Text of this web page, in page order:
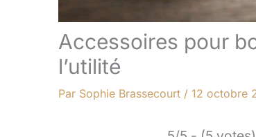
Accessoires pour
l’utilité
Par Sophie Brassecourt / 12 octobre